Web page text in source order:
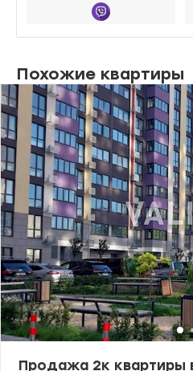
Похожие квартиры
Продажа 2к квартиры